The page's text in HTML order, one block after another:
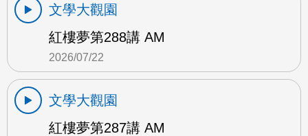
文學大觀園
紅樓夢第288講 AM
2026/07/22
文學大觀園
紅樓夢第287講 AM